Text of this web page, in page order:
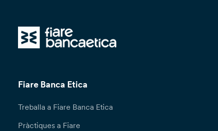
Fiare Banca Etica
Treballa a Fiare Banca Etica
Pràctiques a Fiare